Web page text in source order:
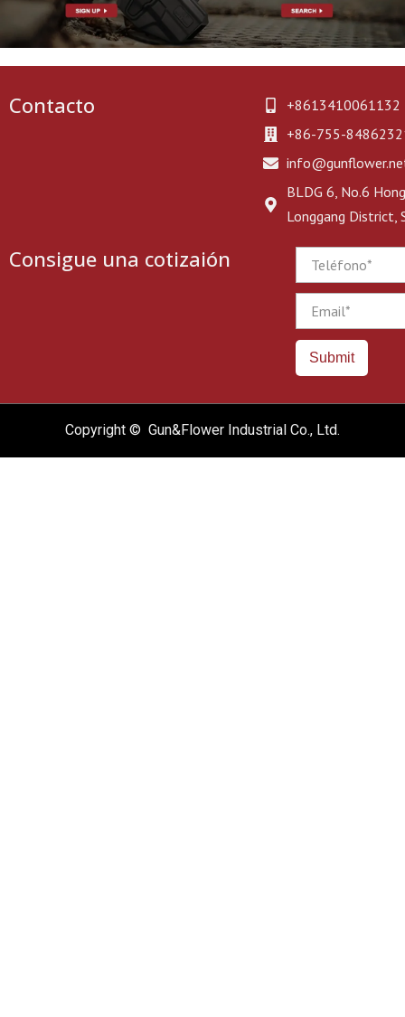
Contacto
+8613410061132
+86-755-
BLDG 6, No.6
Longgang District,
Consigue una cotizaión
Submit
Copyright © Gun&Flower Industrial Co., Ltd.